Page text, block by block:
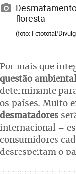
floresta
(foto: Fotototal/
Por mais que
questão ambiental
determinante
os países. Muito
desmatadores
internacional –
consumidores
desrespeitam o